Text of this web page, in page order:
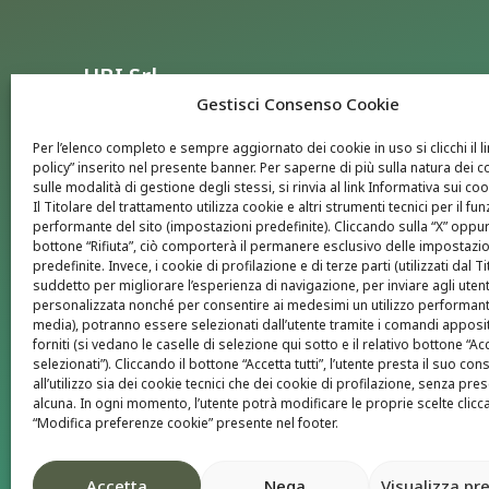
Gestisci Consenso Cookie
Per l’elenco completo e sempre aggiornato dei cookie in uso si clicchi il
policy” inserito nel presente banner. Per saperne di più sulla natura dei
sulle modalità di gestione degli stessi, si rinvia al link Informativa sui
Il Titolare del trattamento utilizza cookie e altri strumenti tecnici per il
performante del sito (impostazioni predefinite). Cliccando sulla “X”
bottone “Rifiuta”, ciò comporterà il permanere esclusivo delle
predefinite. Invece, i cookie di profilazione e di terze parti (utilizzati dal
suddetto per migliorare l’esperienza di navigazione, per inviare agli
personalizzata nonché per consentire ai medesimi un utilizzo
media), potranno essere selezionati dall’utente tramite i comandi
forniti (si vedano le caselle di selezione qui sotto e il relativo bottone
selezionati”). Cliccando il bottone “Accetta tutti”, l’utente presta il suo
all’utilizzo sia dei cookie tecnici che dei cookie di profilazione, senza
alcuna. In ogni momento, l’utente potrà modificare le proprie scelte
“Modifica preferenze cookie” presente nel footer.
HBI Srl
Via Tasca 1, 31059 Zero Branco (TV)
SEDE LEGALE:
Via Volta 13/A, 39100 Bolzano (BZ) c/o NOI
P.IVA: IT02439010220
PEC: hbisrl@arubapec.it
CAPITALE SOCIALE: € 38.556,53 i.v.
REA: BZ-221151
Contatti
E-mail:info@hbigroup.it